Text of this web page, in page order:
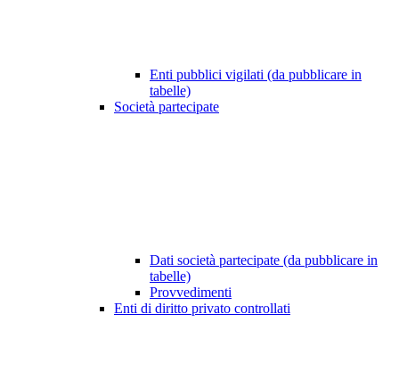
Enti pubblici vigilati (da pubblicare in
tabelle)
Società partecipate
Dati società partecipate (da pubblicare in
tabelle)
Provvedimenti
Enti di diritto privato controllati